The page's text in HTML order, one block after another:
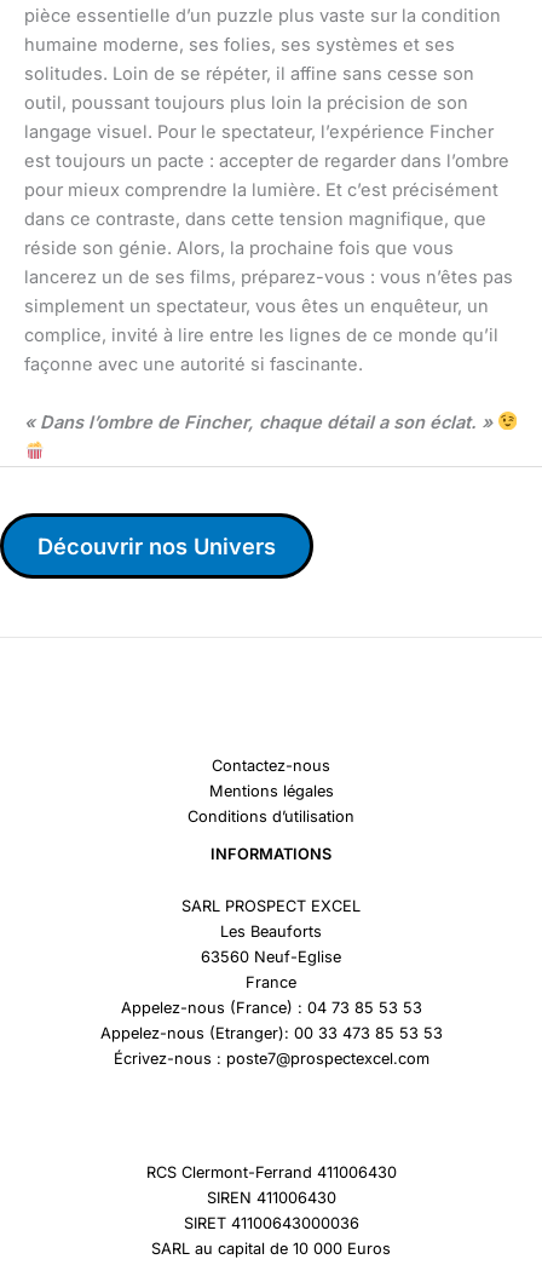
pièce essentielle d’un puzzle plus vaste sur la condition
humaine moderne, ses folies, ses systèmes et ses
solitudes. Loin de se répéter, il affine sans cesse son
outil, poussant toujours plus loin la précision de son
langage visuel. Pour le spectateur, l’expérience Fincher
est toujours un pacte : accepter de regarder dans l’ombre
pour mieux comprendre la lumière. Et c’est précisément
dans ce contraste, dans cette tension magnifique, que
réside son génie. Alors, la prochaine fois que vous
lancerez un de ses films, préparez-vous : vous n’êtes pas
simplement un spectateur, vous êtes un enquêteur, un
complice, invité à lire entre les lignes de ce monde qu’il
façonne avec une autorité si fascinante.
« Dans l’ombre de Fincher, chaque détail a son éclat. »
Découvrir nos Univers
Contactez-nous
Mentions légales
Conditions d’utilisation
INFORMATIONS
SARL PROSPECT EXCEL
Les Beauforts
63560 Neuf-Eglise
France
Appelez-nous (France) : 04 73 85 53 53
Appelez-nous (Etranger): 00 33 473 85 53 53
Écrivez-nous : poste7@prospectexcel.com
RCS Clermont-Ferrand 411006430
SIREN 411006430
SIRET 41100643000036
SARL au capital de 10 000 Euros